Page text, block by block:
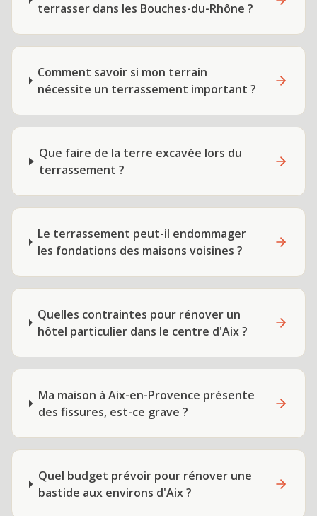
terrasser dans les Bouches-du-Rhône ?
Comment savoir si mon terrain
nécessite un terrassement important ?
Que faire de la terre excavée lors du
terrassement ?
Le terrassement peut-il endommager
les fondations des maisons voisines ?
Quelles contraintes pour rénover un
hôtel particulier dans le centre d'Aix ?
Ma maison à Aix-en-Provence présente
des fissures, est-ce grave ?
Quel budget prévoir pour rénover une
bastide aux environs d'Aix ?